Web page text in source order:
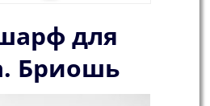
для
Бриошь